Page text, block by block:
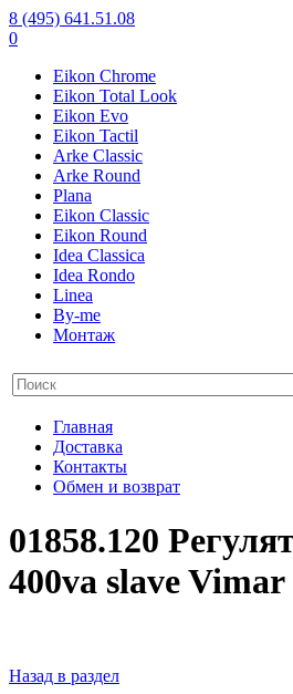
8 (495) 641.51.08
0
Eikon Chrome
Eikon Total Look
Eikon Evo
Eikon Tactil
Arke Classic
Arke Round
Plana
Eikon Classic
Eikon Round
Idea Classica
Idea Rondo
Linea
By-me
Монтаж
Главная
Доставка
Контакты
Обмен и возврат
01858.120
400va slave Vimar
Назад в раздел